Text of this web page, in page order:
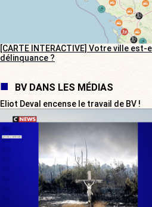
[CARTE INTERACTIVE] Votre ville
délinquance ?
BV DANS LES MÉDIAS
Eliot Deval encense le travail de BV !